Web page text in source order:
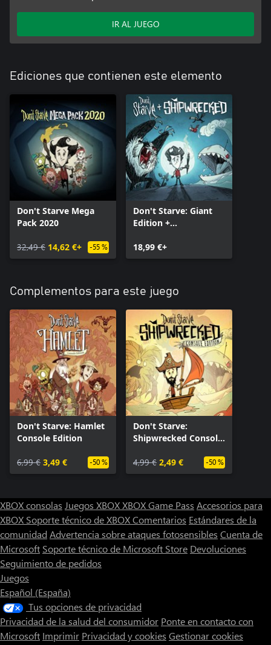
IR AL JUEGO
Ediciones que contienen este elemento
Don't Starve Mega
Pack 2020
32,49 € 14,62 €+ -55 %
Don't Starve: Giant
Edition +
Expansion
18,99 €+
Complementos para este juego
Don't Starve: Hamlet
Console Edition
6,99 € 3,49 € -50 %
Don't Starve:
Shipwrecked Console
4,99 € 2,49 € -50 %
XBOX consolas Juegos XBOXXBOX Game Pass Accesorios para
XBOX Soporte técnico de XBOXComentarios Estándares de la
comunidad Advertencia sobre ataques fotosensibles Cuenta de
Microsoft Soporte técnico de Microsoft Store Devoluciones
Seguimiento de pedidos
Juegos
Español (España)
Tus opciones de privacidad
Privacidad de la salud del consumidor Ponte en contacto con
Microsoft Imprimir Privacidad y cookies Gestionar cookies